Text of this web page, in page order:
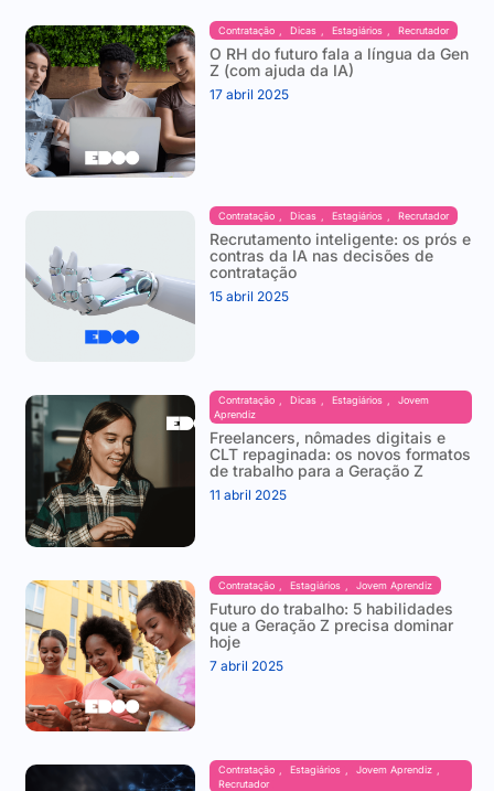
Contratação , Dicas , Estagiários , Recrutador
O RH do futuro fala a língua da Gen
Z (com ajuda da IA)
17 abril 2025
Contratação Dicas Estagiários Recrutador
Recrutamento inteligente: os prós e
contras da IA nas decisões de
contratação
15 abril 2025
Contratação , Dicas , Estagiários ,
Jovem
Aprendiz
Freelancers, nômades digitais e
CLT repaginada: os novos formatos
de trabalho para a Geração Z
11 abril 2025
Contratação Estagiários Jovem Aprendiz
Futuro do trabalho: 5 habilidades
que a Geração Z precisa dominar
hoje
7 abril 2025
Contratação Estagiários Jovem Aprendiz
Recrutador